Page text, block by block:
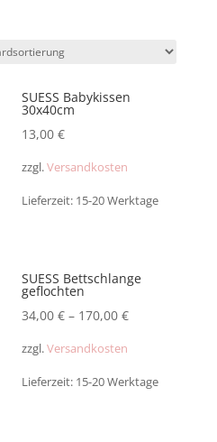
SUESS Babykissen
30x40cm
13,00€
zzgl.Versandkosten
Lieferzeit: 15-20 Werktage
SUESS Bettschlange
geflochten
34,00€ – 170,00€
zzgl.Versandkosten
Lieferzeit: 15-20 Werktage